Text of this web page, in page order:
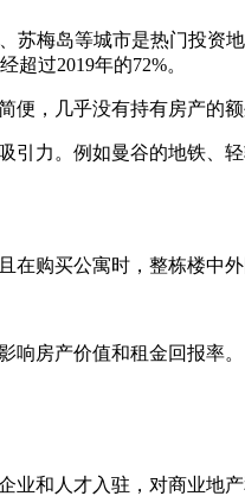
梅岛等城市是热门投资
过2019年的72%。
，几乎没有持有房产的
力。例如曼谷的地铁、
购买公寓时，整栋楼中外
响房产价值和租金回报率。
和人才入驻，对商业地产